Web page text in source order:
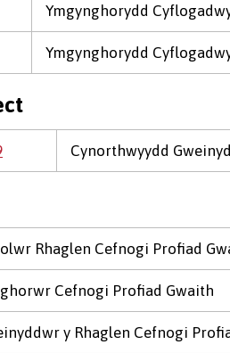
Ymgynghorydd
Ymgynghorydd
Cynorthwyydd
Rhaglen Cefnogi Profiad
Cefnogi Profiad Gwaith
y Rhaglen Cefnogi